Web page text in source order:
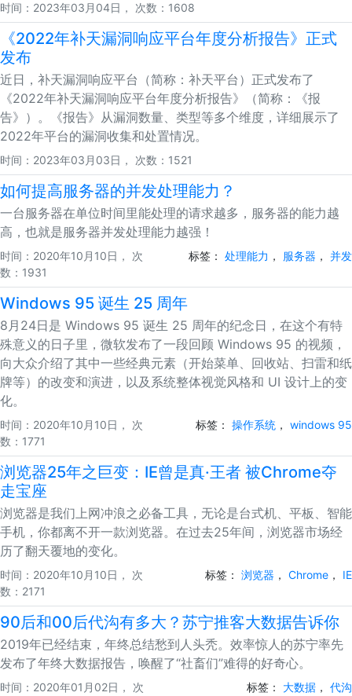
时间：2023年03月04日， 次数：1608
《2022年补天漏洞响应平台年度分析报告》正式
发布
近日，补天漏洞响应平台（简称：补天平台）正式发布了
《2022年补天漏洞响应平台年度分析报告》（简称：《报
告》）。《报告》从漏洞数量、类型等多个维度，详细展示了
2022年平台的漏洞收集和处置情况。
时间：2023年03月03日， 次数：1521
如何提高服务器的并发处理能力？
一台服务器在单位时间里能处理的请求越多，服务器的能力越
高，也就是服务器并发处理能力越强！
时间：2020年10月10日， 次
数：1931
标签： 处理能力 ， 服务器 ， 并发
Windows 95 诞生 25 周年
8月24日是 Windows 95 诞生 25 周年的纪念日，在这个有特
殊意义的日子里，微软发布了一段回顾 Windows 95 的视频，
向大众介绍了其中一些经典元素（开始菜单、回收站、扫雷和纸
牌等）的改变和演进，以及系统整体视觉风格和 UI 设计上的变
化。
时间：2020年10月10日， 次
数：1771
标签： 操作系统 ， windows 95
浏览器25年之巨变：IE曾是真·王者 被Chrome夺
走宝座
浏览器是我们上网冲浪之必备工具，无论是台式机、平板、智能
手机，你都离不开一款浏览器。在过去25年间，浏览器市场经
历了翻天覆地的变化。
时间：2020年10月10日， 次
数：2171
标签： 浏览器 ， Chrome ， IE
90后和00后代沟有多大？苏宁推客大数据告诉你
2019年已经结束，年终总结愁到人头秃。效率惊人的苏宁率先
发布了年终大数据报告，唤醒了“社畜们”难得的好奇心。
时间：2020年01月02日， 次
标签： 大数据 ， 代沟